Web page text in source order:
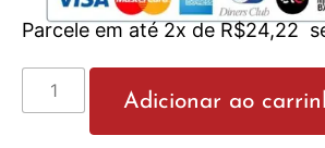
Parcele em até 2x deR$24,22
Adicionar ao